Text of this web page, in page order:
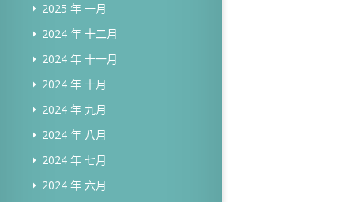
2025 年 一月
2024 年 十二月
2024 年 十一月
2024 年 十月
2024 年 九月
2024 年 八月
2024 年 七月
2024 年 六月